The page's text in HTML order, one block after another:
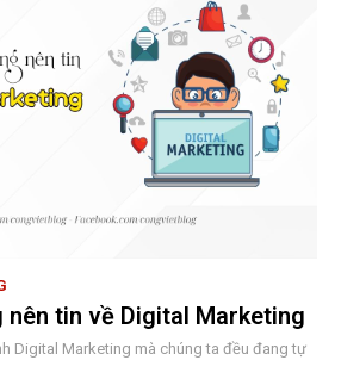
nên tin về Digital Marketing
Digital Marketing mà chúng ta đều đang tự